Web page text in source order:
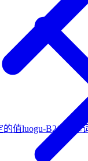
的值luogu-B2120 单